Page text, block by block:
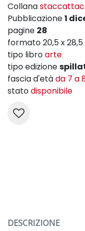
Collana
Pubblicazione1
pagine 28
formato 20,5 x 28,5
tipo libroarte
tipo edizione
fascia d'etàda 7 a
statodisponibile
DESCRIZIONE